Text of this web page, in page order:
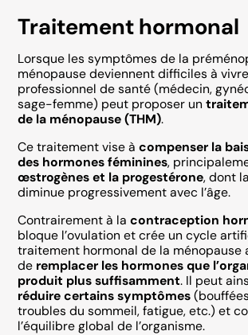
Traitement hormonal
Lorsque les symptômes de la
ménopause deviennent difficiles à
professionnel de santé (médecin,
sage-femme) peut proposer un
de la ménopause (THM).
Ce traitement vise àcompenser la
des hormones féminines,
œstrogènes et la progestérone, dont
diminue progressivement avec l’âge.
Contrairement à lacontraception
bloque l’ovulation et crée un cycle
traitement hormonal de la ménopause
de remplacer les hormones que
produit plus suffisamment. Il peut
réduire certains symptômes
troubles du sommeil, fatigue, etc.) et
l’équilibre global de l’organisme.